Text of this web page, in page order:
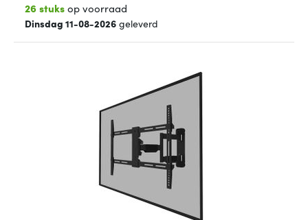
26 stuksop voorraad
Dinsdag 11-08-2026 geleverd